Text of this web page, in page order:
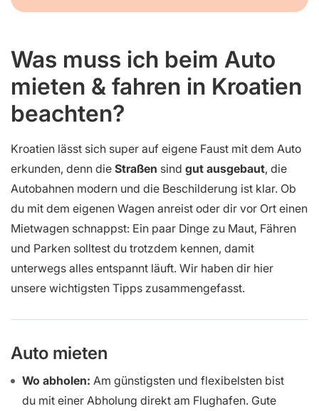
Was muss ich beim Auto
mieten & fahren in Kroatien
beachten?
Kroatien lässt sich super auf eigene Faust mit dem Auto
erkunden, denn die Straßen sind gut ausgebaut, die
Autobahnen modern und die Beschilderung ist klar. Ob
du mit dem eigenen Wagen anreist oder dir vor Ort einen
Mietwagen schnappst: Ein paar Dinge zu Maut, Fähren
und Parken solltest du trotzdem kennen, damit
unterwegs alles entspannt läuft. Wir haben dir hier
unsere wichtigsten Tipps zusammengefasst.
Auto mieten
Wo abholen: Am günstigsten und flexibelsten bist
du mit einer Abholung direkt am Flughafen. Gute